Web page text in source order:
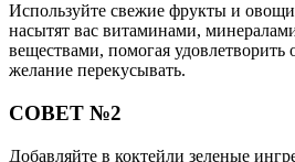
Используйте свежие фрукты и
насытят вас витаминами,
веществами, помогая удовлетворить
желание перекусывать.
СОВЕТ №2
Добавляйте в коктейли зеленые